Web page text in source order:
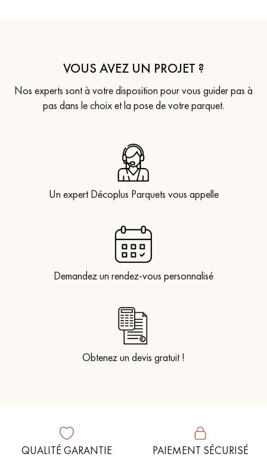
VOUS AVEZ UN PROJET ?
Nos experts sont à votre disposition pour vous guider pas à
pas dans le choix et la pose de votre parquet.
Un expert Décoplus Parquets vous appelle
Demandez un rendez-vous personnalisé
Obtenez un devis gratuit !
QUALITÉ GARANTIE PAIEMENT SÉCURISÉ